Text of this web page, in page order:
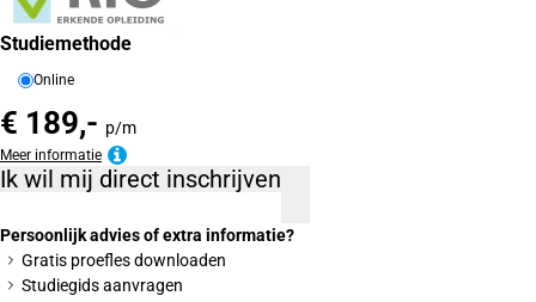
Studiemethode
Online
€ 189,- p/m
Meer informatie
Ik wil mij direct inschrijven
Persoonlijk advies of extra informatie?
Gratis proefles downloaden
Studiegids aanvragen